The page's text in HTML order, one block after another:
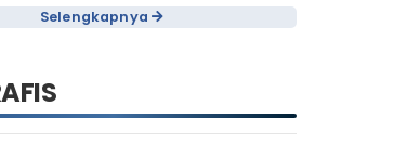
Selengkapnya